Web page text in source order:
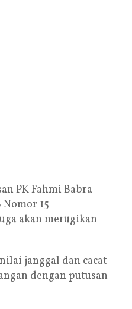
PK Fahmi Babra
15
akan merugikan
janggal dan cacat
dengan putusan